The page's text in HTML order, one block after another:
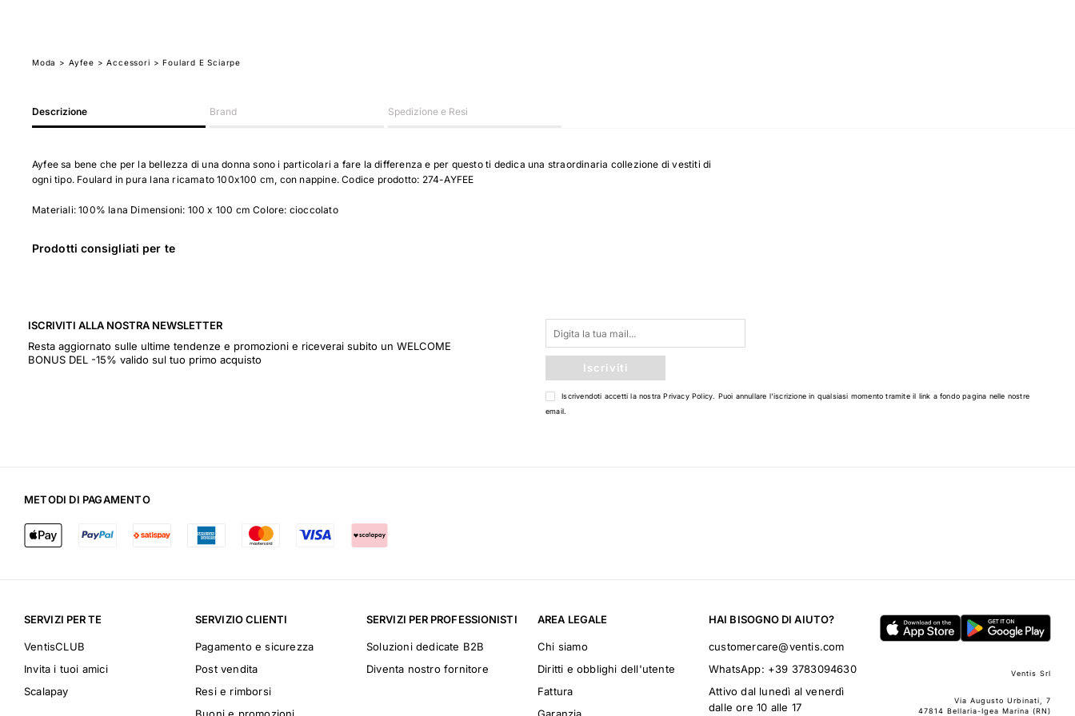
Moda >Ayfee > Accessori > Foulard E Sciarpe
Descrizione Brand Spedizione e Resi
Ayfee sa bene che per la bellezza di una donna sono i particolari a fare la differenza e per questo ti dedica una straordinaria collezione di vestiti di
ogni tipo. Foulard in pura lana ricamato 100x100 cm, con nappine. Codice prodotto: 274-AYFEE
Materiali: 100% lana Dimensioni: 100 x 100 cm Colore: cioccolato
Prodotti consigliati per te
ISCRIVITI ALLA NOSTRA NEWSLETTER
Resta aggiornato sulle ultime tendenze e promozioni e riceverai subito un WELCOME
BONUS DEL -15% valido sul tuo primo acquisto
Iscriviti
Iscrivendoti accetti la nostraPrivacy Policy. Puoi annullare l'iscrizione in qualsiasi momento tramite il link a fondo pagina nelle nostre
email.
METODI DI PAGAMENTO
SERVIZI PER TE
VentisCLUB
Invita i tuoi amici
Scalapay
SERVIZIO CLIENTI
Pagamento e sicurezza
Post vendita
Resi e rimborsi
SERVIZI PER PROFESSIONISTI
Soluzioni dedicate B2B
Diventa nostro fornitore
AREA LEGALE
Chi siamo
Diritti e obblighi dell'utente
Fattura
HAI BISOGNO DI AIUTO?
customercare@ventis.com
WhatsApp: +39 3783094630
Attivo dal lunedì al venerdì
dalle ore 10 alle 17
Ventis Srl
Via Augusto Urbinati, 7
47814 Bellaria-Igea Marina (RN)